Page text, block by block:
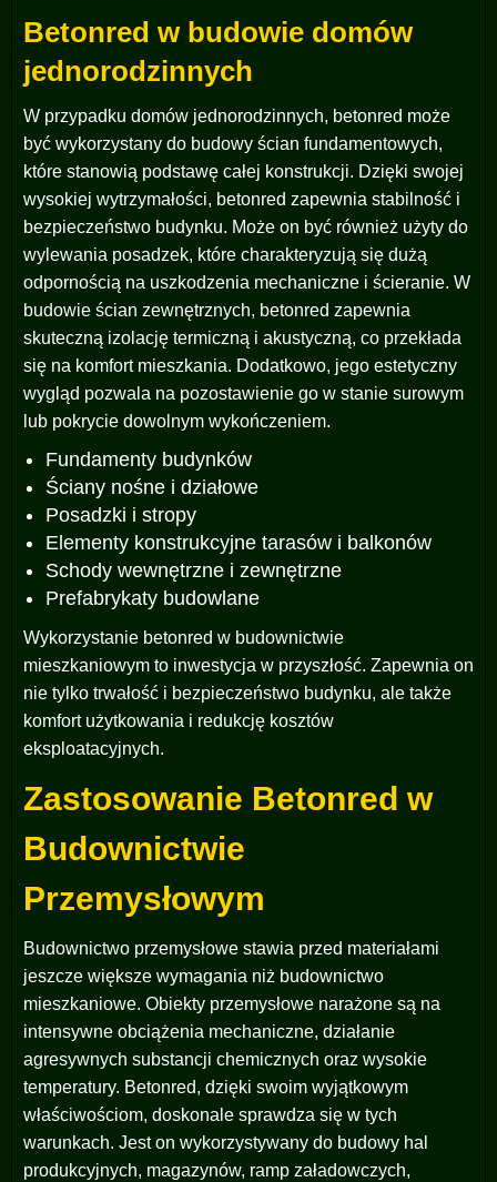
Betonred w budowie domów
jednorodzinnych
W przypadku domów jednorodzinnych, betonred może
być wykorzystany do budowy ścian fundamentowych,
które stanowią podstawę całej konstrukcji. Dzięki swojej
wysokiej wytrzymałości, betonred zapewnia stabilność i
bezpieczeństwo budynku. Może on być również użyty do
wylewania posadzek, które charakteryzują się dużą
odpornością na uszkodzenia mechaniczne i ścieranie. W
budowie ścian zewnętrznych, betonred zapewnia
skuteczną izolację termiczną i akustyczną, co przekłada
się na komfort mieszkania. Dodatkowo, jego estetyczny
wygląd pozwala na pozostawienie go w stanie surowym
lub pokrycie dowolnym wykończeniem.
Fundamenty budynków
Ściany nośne i działowe
Posadzki i stropy
Elementy konstrukcyjne tarasów i balkonów
Schody wewnętrzne i zewnętrzne
Prefabrykaty budowlane
Wykorzystanie betonred w budownictwie
mieszkaniowym to inwestycja w przyszłość. Zapewnia on
nie tylko trwałość i bezpieczeństwo budynku, ale także
komfort użytkowania i redukcję kosztów
eksploatacyjnych.
Zastosowanie Betonred w
Budownictwie
Przemysłowym
Budownictwo przemysłowe stawia przed materiałami
jeszcze większe wymagania niż budownictwo
mieszkaniowe. Obiekty przemysłowe narażone są na
intensywne obciążenia mechaniczne, działanie
agresywnych substancji chemicznych oraz wysokie
temperatury. Betonred, dzięki swoim wyjątkowym
właściwościom, doskonale sprawdza się w tych
warunkach. Jest on wykorzystywany do budowy hal
produkcyjnych, magazynów, ramp załadowczych,